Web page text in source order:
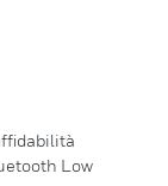
Low